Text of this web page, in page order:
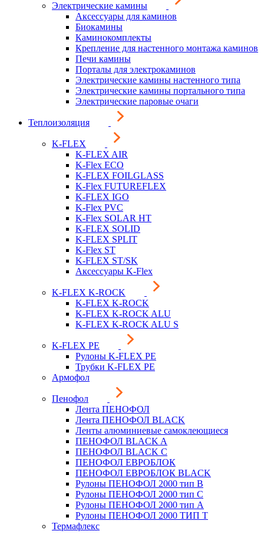
Электрические камины
Аксессуары для каминов
Биокамины
Каминокомплекты
Крепление для настенного монтажа каминов
Печи камины
Порталы для электрокаминов
Электрические камины настенного типа
Электрические камины портального типа
Электрические паровые очаги
Теплоизоляция
K-FLEX
K-FLEX AIR
K-Flex ECO
K-FLEX FOILGLASS
K-Flex FUTUREFLEX
K-FLEX IGO
K-Flex PVC
K-Flex SOLAR HT
K-FLEX SOLID
K-FLEX SPLIT
K-Flex ST
K-FLEX ST/SK
Аксессуары K-Flex
K-FLEX K-ROCK
K-FLEX K-ROCK
K-FLEX K-ROCK ALU
K-FLEX K-ROCK ALU S
K-FLEX PE
Рулоны K-FLEX PE
Трубки K-FLEX PE
Армофол
Пенофол
Лента ПЕНОФОЛ
Лента ПЕНОФОЛ BLACK
Ленты алюминиевые самоклеющиеся
ПЕНОФОЛ BLACK A
ПЕНОФОЛ BLACK С
ПЕНОФОЛ ЕВРОБЛОК
ПЕНОФОЛ ЕВРОБЛОК BLACK
Рулоны ПЕНОФОЛ 2000 тип B
Рулоны ПЕНОФОЛ 2000 тип C
Рулоны ПЕНОФОЛ 2000 тип А
Рулоны ПЕНОФОЛ 2000 ТИП Т
Термафлекс